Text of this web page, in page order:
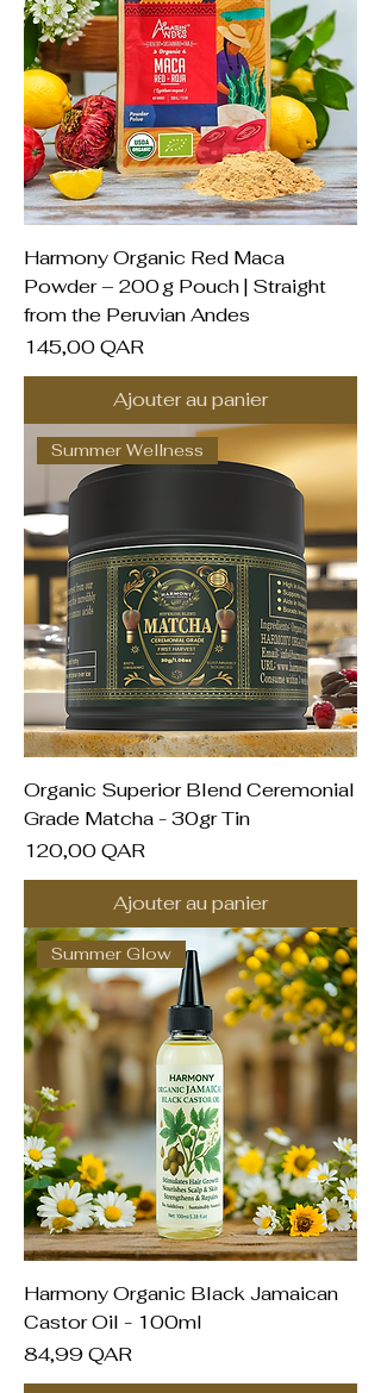
Harmony Organic Red Maca
Powder – 200 g Pouch | Straight
from the Peruvian Andes
Prix
145,00 QAR
Ajouter au panier
Summer Wellness
Organic Superior Blend Ceremonial
Grade Matcha - 30gr Tin
Prix
120,00 QAR
Ajouter au panier
Summer Glow
Harmony Organic Black Jamaican
Castor Oil - 100ml
Prix
84,99 QAR